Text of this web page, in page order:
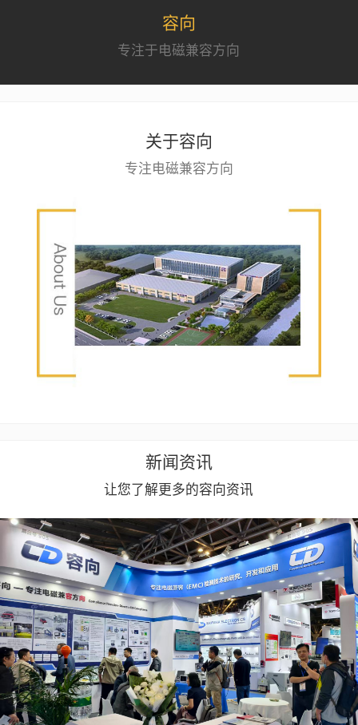
容向
专注于电磁兼容方向
关于容向
专注电磁兼容方向
新闻资讯
让您了解更多的容向资讯